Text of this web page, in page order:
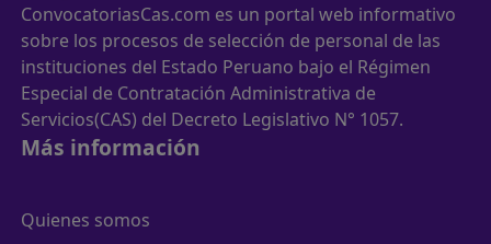
ConvocatoriasCas.com es un portal web informativo
sobre los procesos de selección de personal de las
instituciones del Estado Peruano bajo el Régimen
Especial de Contratación Administrativa de
Servicios(CAS) del Decreto Legislativo N° 1057.
Más información
Quienes somos